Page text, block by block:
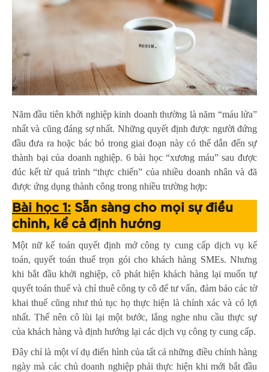
Năm đầu tiên khởi nghiệp kinh doanh thường là năm “máu lửa”
nhất và cũng đáng sợ nhất. Những quyết định được người đứng
đầu đưa ra hoặc bác bỏ trong giai đoạn này có thể dẫn đến sự
thành bại của doanh nghiệp. 6 bài học “xương máu” sau được
đúc kết từ quá trình “thực chiến” của nhiều doanh nhân và đã
được ứng dụng thành công trong nhiều trường hợp:
Bài học 1: Sẵn sàng cho mọi sự điều
chỉnh, kể cả định hướng
Một nữ kế toán quyết định mở công ty cung cấp dịch vụ kế
toán, quyết toán thuế trọn gói cho khách hàng SMEs. Nhưng
khi bắt đầu khởi nghiệp, cô phát hiện khách hàng lại muốn tự
quyết toán thuế và chỉ thuê công ty cô để tư vấn, đảm bảo các tờ
khai thuế cũng như thủ tục họ thực hiện là chính xác và có lợi
nhất. Thế nên cô lùi lại một bước, lắng nghe nhu cầu thực sự
của khách hàng và định hướng lại các dịch vụ công ty cung cấp.
Đây chỉ là một ví dụ điển hình của tất cả những điều chỉnh hàng
ngày mà các chủ doanh nghiệp phải thực hiện khi mới bắt đầu